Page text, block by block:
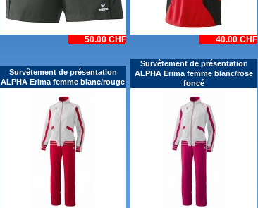
50.00 CHF 40.00 CHF
Survêtement de présentation
ALPHA Erima femme blanc/rouge
Survêtement de présentation
ALPHA Erima femme blanc/rose
foncé